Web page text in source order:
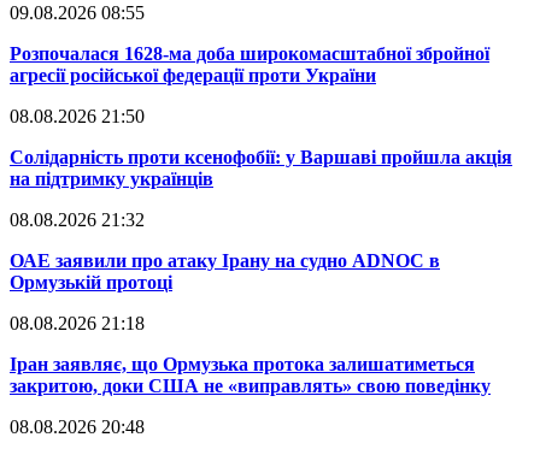
09.08.2026 08:55
​Розпочалася 1628-ма доба широкомасштабної збройної
агресії російської федерації проти України
08.08.2026 21:50
​Солідарність проти ксенофобії: у Варшаві пройшла акція
на підтримку українців
08.08.2026 21:32
​ОАЕ заявили про атаку Ірану на судно ADNOC в
Ормузькій протоці
08.08.2026 21:18
​Іран заявляє, що Ормузька протока залишатиметься
закритою, доки США не «виправлять» свою поведінку
08.08.2026 20:48